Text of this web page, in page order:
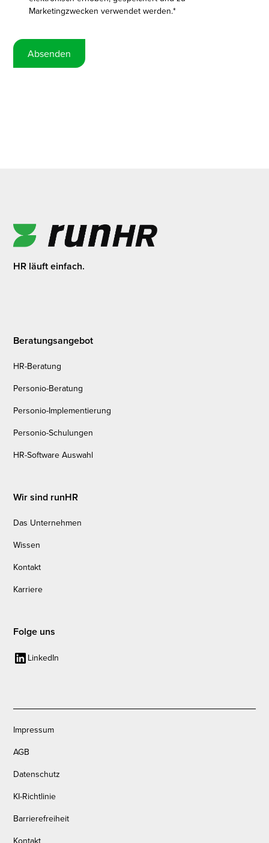
Marketingzwecken verwendet werden.*
HR läuft einfach.
Beratungsangebot
HR-Beratung
Personio-Beratung
Personio-Implementierung
Personio-Schulungen
HR-Software Auswahl
Wir sind runHR
Das Unternehmen
Wissen
Kontakt
Karriere
Folge uns
LinkedIn
Impressum
AGB
Datenschutz
KI-Richtlinie
Barrierefreiheit
Kontakt